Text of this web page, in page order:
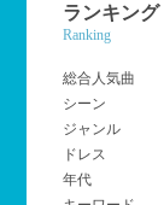
ランキング
Ranking
総合人気曲
シーン
ジャンル
ドレス
年代